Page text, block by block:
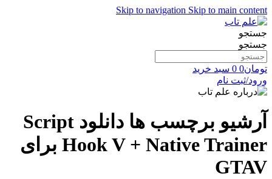
Skip to navigation Skip to main content
جستجو
جستجو
تومان0
0 سبد خرید
ورود/ثبت نام
آرشیو برچسب ها دانلود Script
Hook V + Native Trainer برای
GTAV